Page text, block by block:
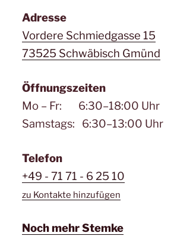
Adresse
Vordere Schmiedgasse 15
73525 Schwäbisch Gmünd
Öffnungszeiten
Mo – Fr: 6:30–18:00 Uhr
Samstags: 6:30–13:00 Uhr
Telefon
+49 - 71 71 - 6 25 10
zu Kontakte hinzufügen
Noch mehr Stemke